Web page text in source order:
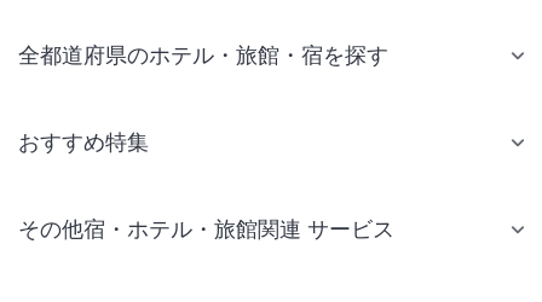
全都道府県のホテル・旅館・宿を探す
おすすめ特集
その他宿・ホテル・旅館関連 サービス